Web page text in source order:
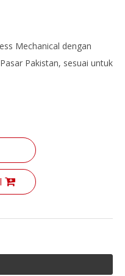
Mechanical dengan
Pakistan, sesuai untuk